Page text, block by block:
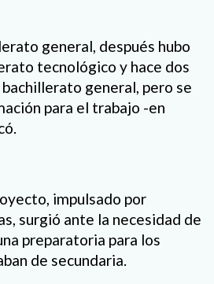
general, después hubo
tecnológico y hace dos
general, pero se
para el trabajo -en
impulsado por
surgió ante la necesidad de
preparatoria para los
de secundaria.